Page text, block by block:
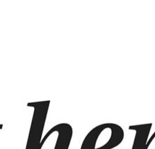
PÅ BLINKFESTIVALEN